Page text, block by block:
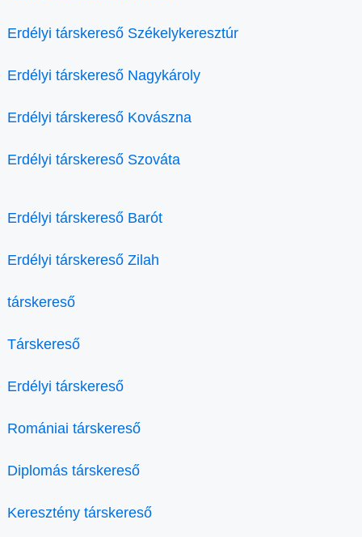
Erdélyi társkereső Székelykeresztúr
Erdélyi társkereső Nagykároly
Erdélyi társkereső Kovászna
Erdélyi társkereső Szováta
Erdélyi társkereső Barót
Erdélyi társkereső Zilah
társkereső
Társkereső
Erdélyi társkereső
Romániai társkereső
Diplomás társkereső
Keresztény társkereső